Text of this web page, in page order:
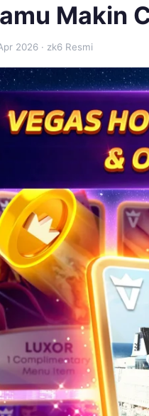
Makin
2026 · zk6 Resmi